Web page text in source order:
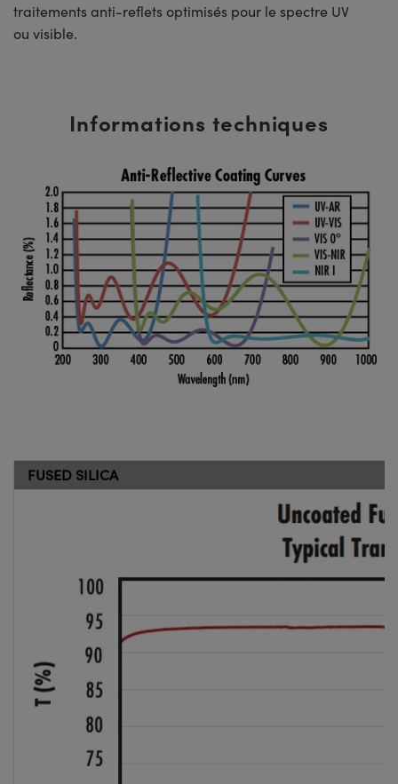
traitements anti-reflets optimisés pour le spectre UV
ou visible.
Informations techniques
FUSED SILICA